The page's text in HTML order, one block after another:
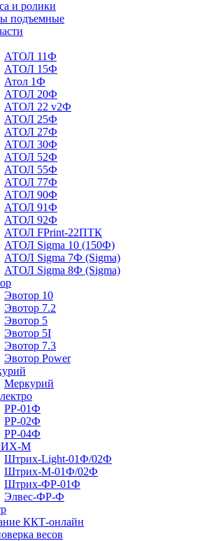
и ролики
подъемные
АТОЛ 11Ф
АТОЛ 15Ф
Атол 1Ф
АТОЛ 20Ф
АТОЛ 22 v2Ф
АТОЛ 25Ф
АТОЛ 27Ф
АТОЛ 30Ф
АТОЛ 52Ф
АТОЛ 55Ф
АТОЛ 77Ф
АТОЛ 90Ф
АТОЛ 91Ф
АТОЛ 92Ф
АТОЛ FPrint-22ПТК
АТОЛ Sigma 10 (150Ф)
АТОЛ Sigma 7Ф (Sigma)
АТОЛ Sigma 8Ф (Sigma)
Эвотор 10
Эвотор 7.2
Эвотор 5
Эвотор 5I
Эвотор 7.3
Эвотор Power
Меркурий
РР-01Ф
РР-02Ф
РР-04Ф
М
Штрих-Light-01Ф/02Ф
Штрих-М-01Ф/02Ф
Штрих-ФР-01Ф
Элвес-ФР-Ф
ККТ-онлайн
весов